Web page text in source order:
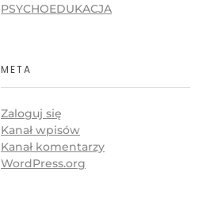
PSYCHOEDUKACJA
META
Zaloguj się
Kanał wpisów
Kanał komentarzy
WordPress.org